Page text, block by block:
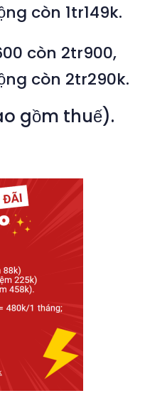
còn 1tr149k.
còn 2tr900,
còn 2tr290k.
gồm thuế).